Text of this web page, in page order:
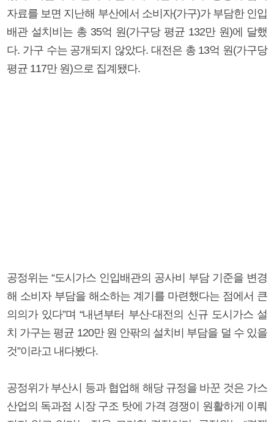
자료를 보면 지난해 부산에서 소비자(가구)가 부담한 인입
배관 설치비는 총 35억 원(가구당 평균 132만 원)에 달했
다. 가구 수는 공개되지 않았다. 대전은 총 13억 원(가구당
평균 117만 원)으로 집계됐다.
공정위는 “도시가스 인입배관의 공사비 부담 기준을 변경
해 소비자 부담을 해소하는 계기를 마련했다는 점에서 큰
의의가 있다”며 “내년부터 부산·대전의 신규 도시가스 설
치 가구는 평균 120만 원 안팎의 설치비 부담을 덜 수 있을
것”이라고 내다봤다.
공정위가 부산시 등과 협업해 해당 규정을 바꾼 것은 가스
산업의 독과점 시장 구조 탓에 가격 경쟁이 원활하게 이뤄